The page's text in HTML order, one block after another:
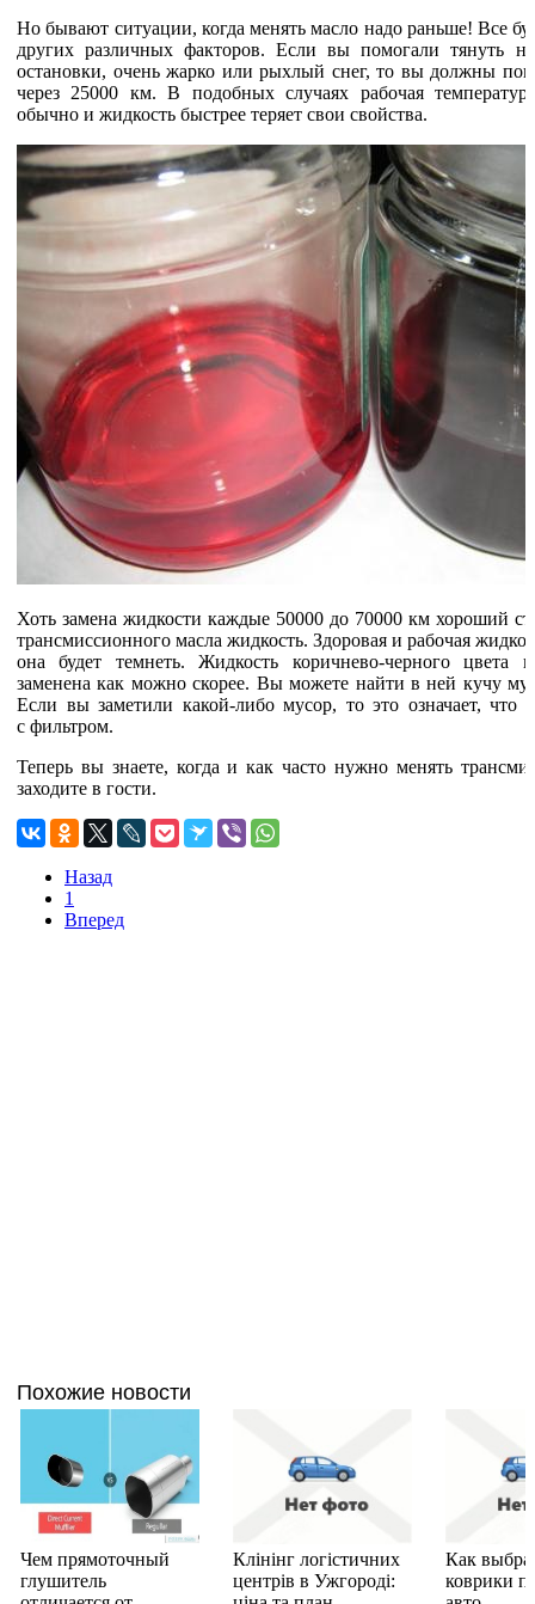
Но бывают ситуации, когда менять масло надо раньше! Все
других различных факторов. Если вы помогали тянуть
остановки, очень жарко или рыхлый снег, то вы должны
через 25000 км. В подобных случаях рабочая
обычно и жидкость быстрее теряет свои свойства.
Хоть замена жидкости каждые 50000 до 70000 км хороший
трансмиссионного масла жидкость. Здоровая и рабочая
она будет темнеть. Жидкость коричнево-черного
заменена как можно скорее. Вы можете найти в ней кучу
Если вы заметили какой-либо мусор, то это означает, что
с фильтром.
Теперь вы знаете, когда и как часто нужно менять
заходите в гости.
Назад
1
Вперед
Похожие новости
Чем прямоточный
глушитель
Клінінг логістичних
центрів в Ужгороді:
Как
коврики